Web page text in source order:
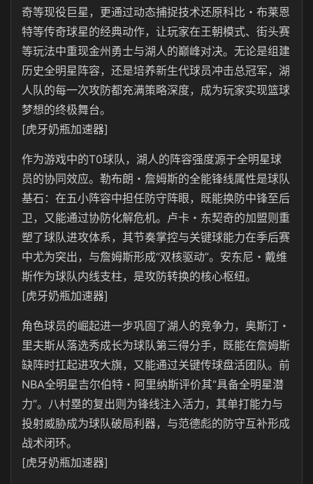
奇等现役巨星，更通过动态捕捉技术还原科比・布莱恩
特等传奇球星的经典动作，让玩家在王朝模式、街头赛
等玩法中重现金州勇士与湖人的巅峰对决。无论是组建
历史全明星阵容，还是培养新生代球员冲击总冠军，湖
人队的每一次攻防都充满策略深度，成为玩家实现篮球
梦想的终极舞台。
[虎牙奶瓶加速器]
作为游戏中的T0球队，湖人的阵容强度源于全明星球
员的协同效应。勒布朗・詹姆斯的全能锋线属性是球队
基石：在五小阵容中担任防守阵眼，既能换防中锋至后
卫，又能通过协防化解危机。卢卡・东契奇的加盟则重
塑了球队进攻体系，其节奏掌控与关键球能力在季后赛
中尤为突出，与詹姆斯形成“双核驱动”。安东尼・戴维
斯作为球队内线支柱，是攻防转换的核心枢纽。
[虎牙奶瓶加速器]
角色球员的崛起进一步巩固了湖人的竞争力，奥斯汀・
里夫斯从落选秀成长为球队第三得分手，既能在詹姆斯
缺阵时扛起进攻大旗，又能通过关键传球盘活团队。前
NBA全明星吉尔伯特・阿里纳斯评价其“具备全明星潜
力”。八村塁的复出则为锋线注入活力，其单打能力与
投射威胁成为球队破局利器，与范德彪的防守互补形成
战术闭环。
[虎牙奶瓶加速器]